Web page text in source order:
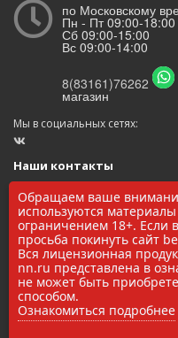
по Московскому
Пн - Пт 09:00-18:00
Сб 09:00-15:00
Вс 09:00-14:00
8(83161)76262
магазин
Мы в социальных сетях:
Наши контакты
ООО «БЕКАС»
ОГРН: 1145248000017
ИНН/КПП: 5248037037 /
8(83161)76262
zakaz@bekas-nn.ru
606524, Нижегородская обл.
Обращаем ваше
используются
ограничением 18+. Если
просьба покинуть сайт
Вся лицензионная
nn.ru представлена в
не может быть
способом.
Ознакомиться подробнее